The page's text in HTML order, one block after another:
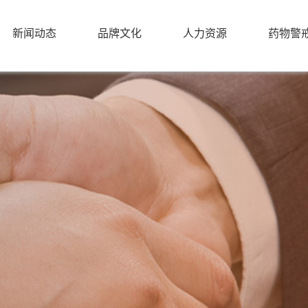
新闻动态 品牌文化 人力资源 药物警